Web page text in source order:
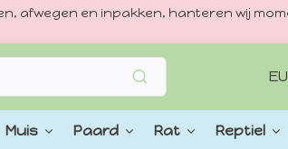
afwegen en inpakken, hanteren wij
Muis Paard Rat Reptiel